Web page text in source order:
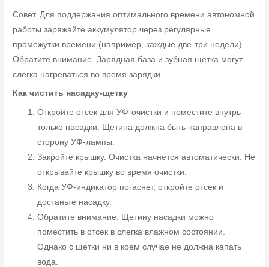
Совет. Для поддержания оптимального времени автономной
работы заряжайте аккумулятор через регулярные
промежутки времени (например, каждые две-три недели).
Обратите внимание. Зарядная база и зубная щетка могут
слегка нагреваться во время зарядки.
Как чистить насадку-щетку
Откройте отсек для УФ-очистки и поместите внутрь
только насадки. Щетина должна быть направлена в
сторону УФ-лампы.
Закройте крышку. Очистка начнется автоматически. Не
открывайте крышку во время очистки.
Когда УФ-индикатор погаснет, откройте отсек и
достаньте насадку.
Обратите внимание. Щетину насадки можно
поместить в отсек в слегка влажном состоянии.
Однако с щетки ни в коем случае не должна капать
вода.